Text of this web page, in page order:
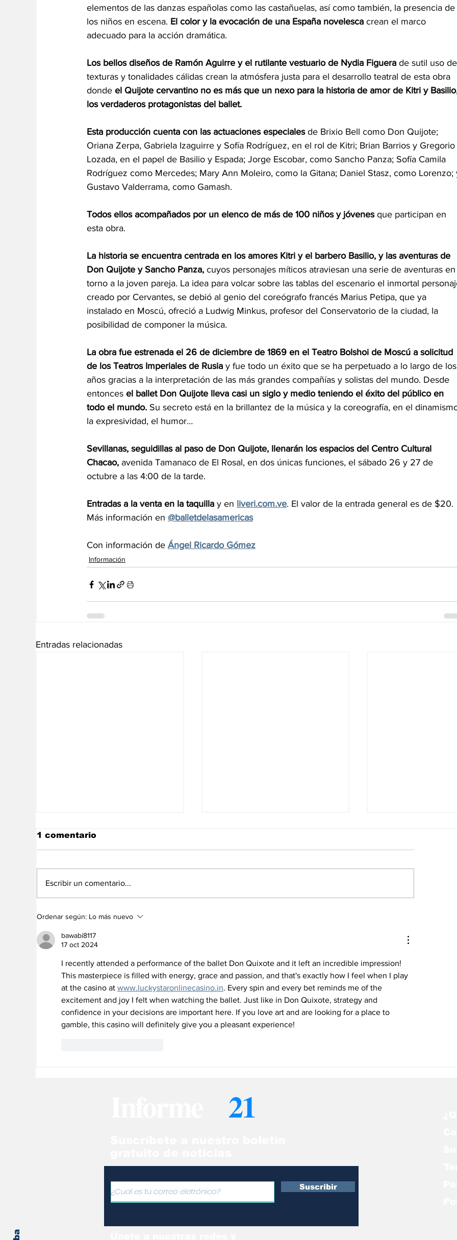
elementos de las danzas españolas como las castañuelas, así como también, la presencia de
los niños en escena. El color y la evocación de una España novelesca crean el marco
adecuado para la acción dramática.
Los bellos diseños de Ramón Aguirre y el rutilante vestuario de Nydia Figuera de sutil uso
texturas y tonalidades cálidas crean la atmósfera justa para el desarrollo teatral de esta obra
donde el Quijote cervantino no es más que un nexo para la historia de amor de Kitri y
los verdaderos protagonistas del ballet.
Esta producción cuenta con las actuaciones especiales de Brixio Bell como Don Quijote;
Oriana Zerpa, Gabriela Izaguirre y Sofía Rodríguez, en el rol de Kitri; Brian Barrios y Gregorio
Lozada, en el papel de Basilio y Espada; Jorge Escobar, como Sancho Panza; Sofía Camila
Rodríguez como Mercedes; Mary Ann Moleiro, como la Gitana; Daniel Stasz, como
Gustavo Valderrama, como Gamash.
Todos ellos acompañados por un elenco de más de 100 niños y jóvenes que participan en
esta obra.
La historia se encuentra centrada en los amores Kitri y el barbero Basilio, y las aventuras de
Don Quijote y Sancho Panza, cuyos personajes míticos atraviesan una serie de aventuras
torno a la joven pareja. La idea para volcar sobre las tablas del escenario el inmortal
creado por Cervantes, se debió al genio del coreógrafo francés Marius Petipa, que ya
instalado en Moscú, ofreció a Ludwig Minkus, profesor del Conservatorio de la ciudad, la
posibilidad de componer la música.
La obra fue estrenada el 26 de diciembre de 1869 en el Teatro Bolshoi de Moscú a solicitud
de los Teatros Imperiales de Rusia y fue todo un éxito que se ha perpetuado a lo largo de
años gracias a la interpretación de las más grandes compañías y solistas del mundo. Desde
entonces el ballet Don Quijote lleva casi un siglo y medio teniendo el éxito del público en
todo el mundo. Su secreto está en la brillantez de la música y la coreografía, en el
la expresividad, el humor…
Sevillanas, seguidillas al paso de Don Quijote, llenarán los espacios del Centro Cultural
Chacao, avenida Tamanaco de El Rosal, en dos únicas funciones, el sábado 26 y 27 de
octubre a las 4:00 de la tarde.
Entradas a la venta en la taquilla y en liveri.com.ve. El valor de la entrada general es de $20.
Más información en @balletdelasamericas
Con información de Ángel Ricardo Gómez
Información
Entradas relacionadas
Las noticias de
economía del 6Ago en
Venezuela
jueves
1 comentario
Escribir un comentario...
Ordenar según: Lo más nuevo
bawabi8117
17 oct 2024
I recently attended a performance of the ballet Don Quixote and it left an incredible impression!
This masterpiece is filled with energy, grace and passion, and that's exactly how I feel when I play
at the casino at www.luckystaronlinecasino.in. Every spin and every bet reminds me of the
excitement and joy I felt when watching the ballet. Just like in Don Quixote, strategy and
confidence in your decisions are important here. If you love art and are looking for a place to
gamble, this casino will definitely give you a pleasant experience!
21
Suscribir